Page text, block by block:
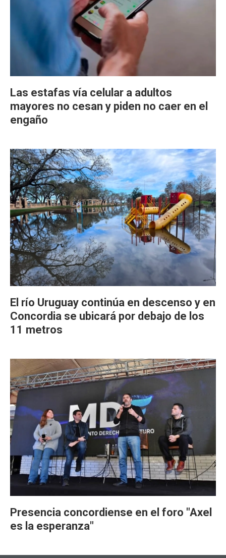
Las estafas vía celular a adultos
mayores no cesan y piden no caer en el
engaño
El río Uruguay continúa en descenso y en
Concordia se ubicará por debajo de los
11 metros
Presencia concordiense en el foro "Axel
es la esperanza"